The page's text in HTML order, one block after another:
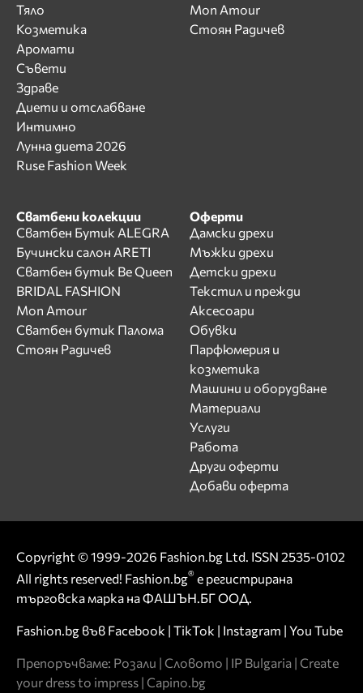
Тяло
Козметика
Аромати
Съвети
Здраве
Диети и отслабване
Интимно
Лунна диета 2026
Ruse Fashion Week
Mon Amour
Стоян Радичев
Сватбени колекции
Сватбен Бутик ALEGRA
Бучински салон ARETI
Сватбен бутик Be Queen
BRIDAL FASHION
Mon Amour
Сватбен бутик Палома
Стоян Радичев
Оферти
Дамски дрехи
Мъжки дрехи
Детски дрехи
Текстил и прежди
Аксесоари
Обувки
Парфюмерия и
козметика
Машини и оборудване
Материали
Услуги
Работа
Други оферти
Добави оферта
Copyright © 1999-2026 Fashion.bg Ltd. ISSN 2535-0102
All rights reserved! Fashion.bg® е регистрирана
търговска марка на ФАШЪН.БГ ООД.
Fashion.bg във Facebook | TikTok | Instagram | You Tube
Препоръчваме: Розали | Словото | IP Bulgaria | Create
your dress to impress | Capino.bg